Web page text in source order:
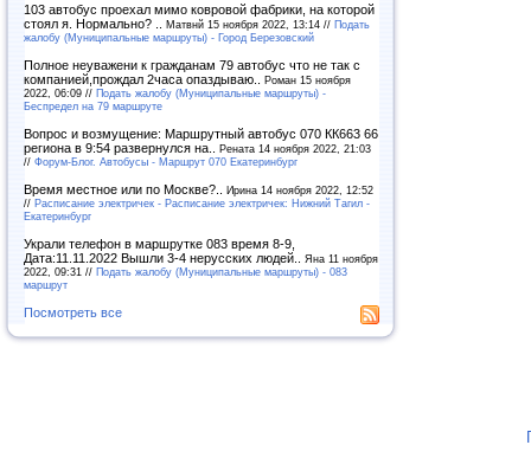
103 автобус проехал мимо ковровой фабрики, на которой
стоял я. Нормально? .. Матвнй 15 ноября 2022, 13:14 // Подать
жалобу (Муниципальные маршруты) - Город Березовский
Полное неуважени к гражданам 79 автобус что не так с
компанией,прождал 2часа опаздываю.. Роман 15 ноября
2022, 06:09 // Подать жалобу (Муниципальные маршруты) -
Беспредел на 79 маршруте
Вопрос и возмущение: Маршрутный автобус 070 КК663 66
региона в 9:54 развернулся на.. Рената 14 ноября 2022, 21:03
// Форум-Блог. Автобусы - Маршрут 070 Екатеринбург
Время местное или по Москве?.. Ирина 14 ноября 2022, 12:52
// Расписание электричек - Расписание электричек: Нижний Тагил -
Екатеринбург
Украли телефон в маршрутке 083 время 8-9,
Дата:11.11.2022 Вышли 3-4 нерусских людей.. Яна 11 ноября
2022, 09:31 // Подать жалобу (Муниципальные маршруты) - 083
маршрут
Посмотреть все